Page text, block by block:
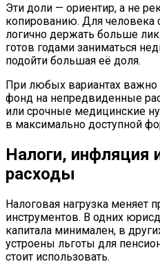
Эти доли — ориентир, а не
копированию. Для человека
логично держать больше
готов годами заниматься
подойти большая её доля.
При любых вариантах
фонд на непредвиденные
или срочные медицинские
в максимально доступной
Налоги, инфляция
расходы
Налоговая нагрузка меняет
инструментов. В одних
капитала минимален, в
устроены льготы для
стоит использовать.